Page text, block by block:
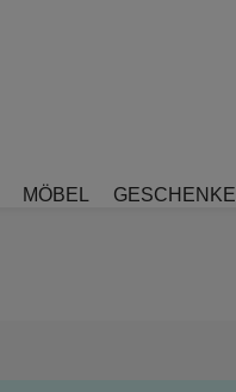
MÖBEL GESCHENKE